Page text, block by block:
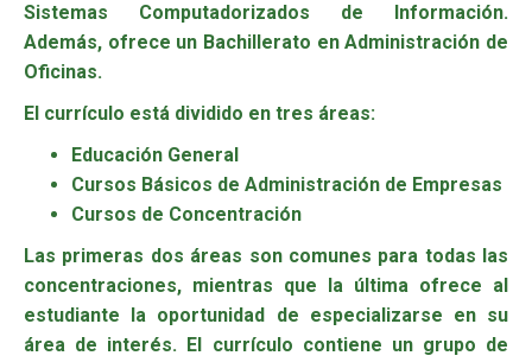
Sistemas Computadorizados de Información.
Además, ofrece un Bachillerato en Administración de
Oficinas.
El currículo está dividido en tres áreas:
Educación General
Cursos Básicos de Administración de Empresas
Cursos de Concentración
Las primeras dos áreas son comunes para todas las
concentraciones, mientras que la última ofrece al
estudiante la oportunidad de especializarse en su
área de interés. El currículo contiene un grupo de